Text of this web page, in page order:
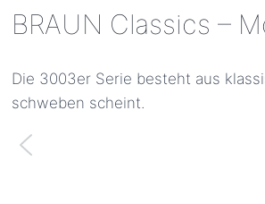
BRAUN Classics –
Die 3003er Serie besteht aus
schweben scheint.